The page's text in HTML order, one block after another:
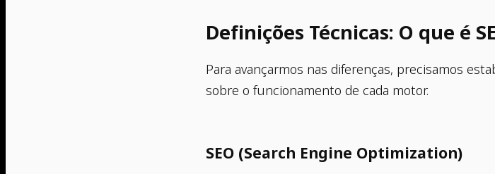
Definições Técnicas: O que é
Para avançarmos nas diferenças, precisamos
sobre o funcionamento de cada motor.
SEO (Search Engine Optimization)